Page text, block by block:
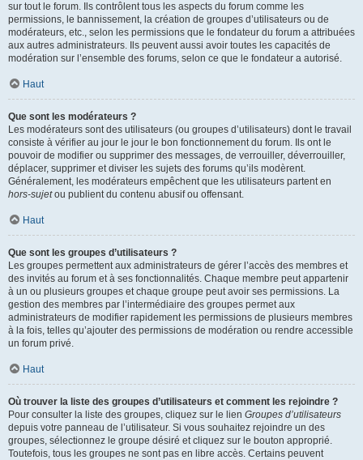
sur tout le forum. Ils contrôlent tous les aspects du forum comme les
permissions, le bannissement, la création de groupes d’utilisateurs ou de
modérateurs, etc., selon les permissions que le fondateur du forum a attribuées
aux autres administrateurs. Ils peuvent aussi avoir toutes les capacités de
modération sur l’ensemble des forums, selon ce que le fondateur a autorisé.
Haut
Que sont les modérateurs ?
Les modérateurs sont des utilisateurs (ou groupes d’utilisateurs) dont le travail
consiste à vérifier au jour le jour le bon fonctionnement du forum. Ils ont le
pouvoir de modifier ou supprimer des messages, de verrouiller, déverrouiller,
déplacer, supprimer et diviser les sujets des forums qu’ils modèrent.
Généralement, les modérateurs empêchent que les utilisateurs partent en
hors-sujetou publient du contenu abusif ou offensant.
Haut
Que sont les groupes d’utilisateurs ?
Les groupes permettent aux administrateurs de gérer l’accès des membres et
des invités au forum et à ses fonctionnalités. Chaque membre peut appartenir
à un ou plusieurs groupes et chaque groupe peut avoir ses permissions. La
gestion des membres par l’intermédiaire des groupes permet aux
administrateurs de modifier rapidement les permissions de plusieurs membres
à la fois, telles qu’ajouter des permissions de modération ou rendre accessible
un forum privé.
Haut
Où trouver la liste des groupes d’utilisateurs et comment les rejoindre ?
Pour consulter la liste des groupes, cliquez sur le lien Groupes d’utilisateurs
depuis votre panneau de l’utilisateur. Si vous souhaitez rejoindre un des
groupes, sélectionnez le groupe désiré et cliquez sur le bouton approprié.
Toutefois, tous les groupes ne sont pas en libre accès. Certains peuvent